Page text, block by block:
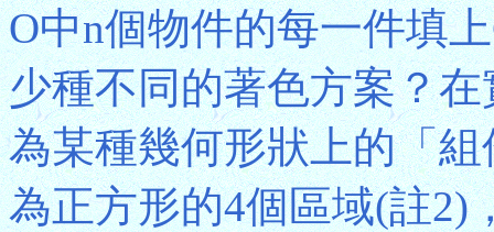
O中n個物件的每一件填
少種不同的著色方案？
為某種幾何形狀上的「
為正方形的4個區域(註2)